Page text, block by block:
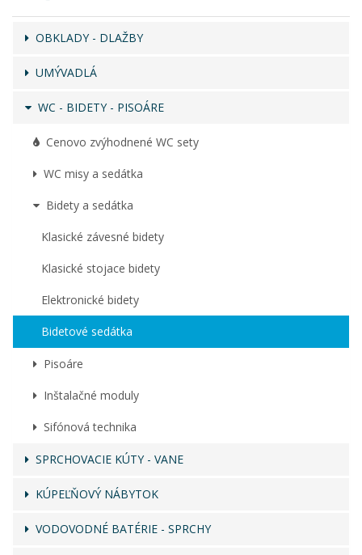
OBKLADY - DLAŽBY
UMÝVADLÁ
WC - BIDETY - PISOÁRE
Cenovo zvýhodnené WC sety
WC misy a sedátka
Bidety a sedátka
Klasické závesné bidety
Klasické stojace bidety
Elektronické bidety
Bidetové sedátka
Pisoáre
Inštalačné moduly
Sifónová technika
SPRCHOVACIE KÚTY - VANE
KÚPEĽŇOVÝ NÁBYTOK
VODOVODNÉ BATÉRIE - SPRCHY